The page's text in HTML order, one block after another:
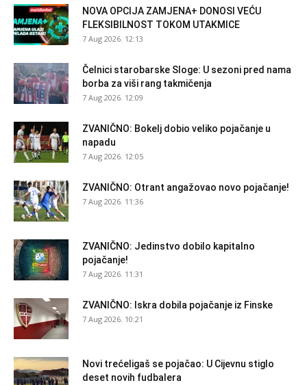
NOVA OPCIJA ZAMJENA+ DONOSI VEĆU
FLEKSIBILNOST TOKOM UTAKMICE
7 Aug 2026. 12:13
Čelnici starobarske Sloge: U sezoni pred nama
borba za viši rang takmičenja
7 Aug 2026. 12:09
ZVANIČNO: Bokelj dobio veliko pojačanje u
napadu
7 Aug 2026. 12:05
ZVANIČNO: Otrant angažovao novo pojačanje!
7 Aug 2026. 11:36
ZVANIČNO: Jedinstvo dobilo kapitalno
pojačanje!
7 Aug 2026. 11:31
ZVANIČNO: Iskra dobila pojačanje iz Finske
7 Aug 2026. 10:21
Novi trećeligaš se pojačao: U Cijevnu stiglo
deset novih fudbalera